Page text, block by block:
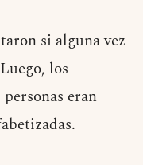
si alguna vez
los
eran